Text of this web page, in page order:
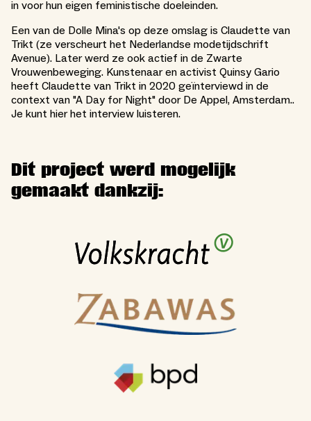
in voor hun eigen feministische doeleinden.
Een van de Dolle Mina's op deze omslag is Claudette van
Trikt (ze verscheurt het Nederlandse modetijdschrift
Avenue). Later werd ze ook actief in de Zwarte
Vrouwenbeweging. Kunstenaar en activist Quinsy Gario
heeft Claudette van Trikt in 2020 geïnterviewd in de
context van "A Day for Night" door De Appel, Amsterdam..
Je kunt hier het interview luisteren.
Dit project werd mogelijk
gemaakt dankzij: